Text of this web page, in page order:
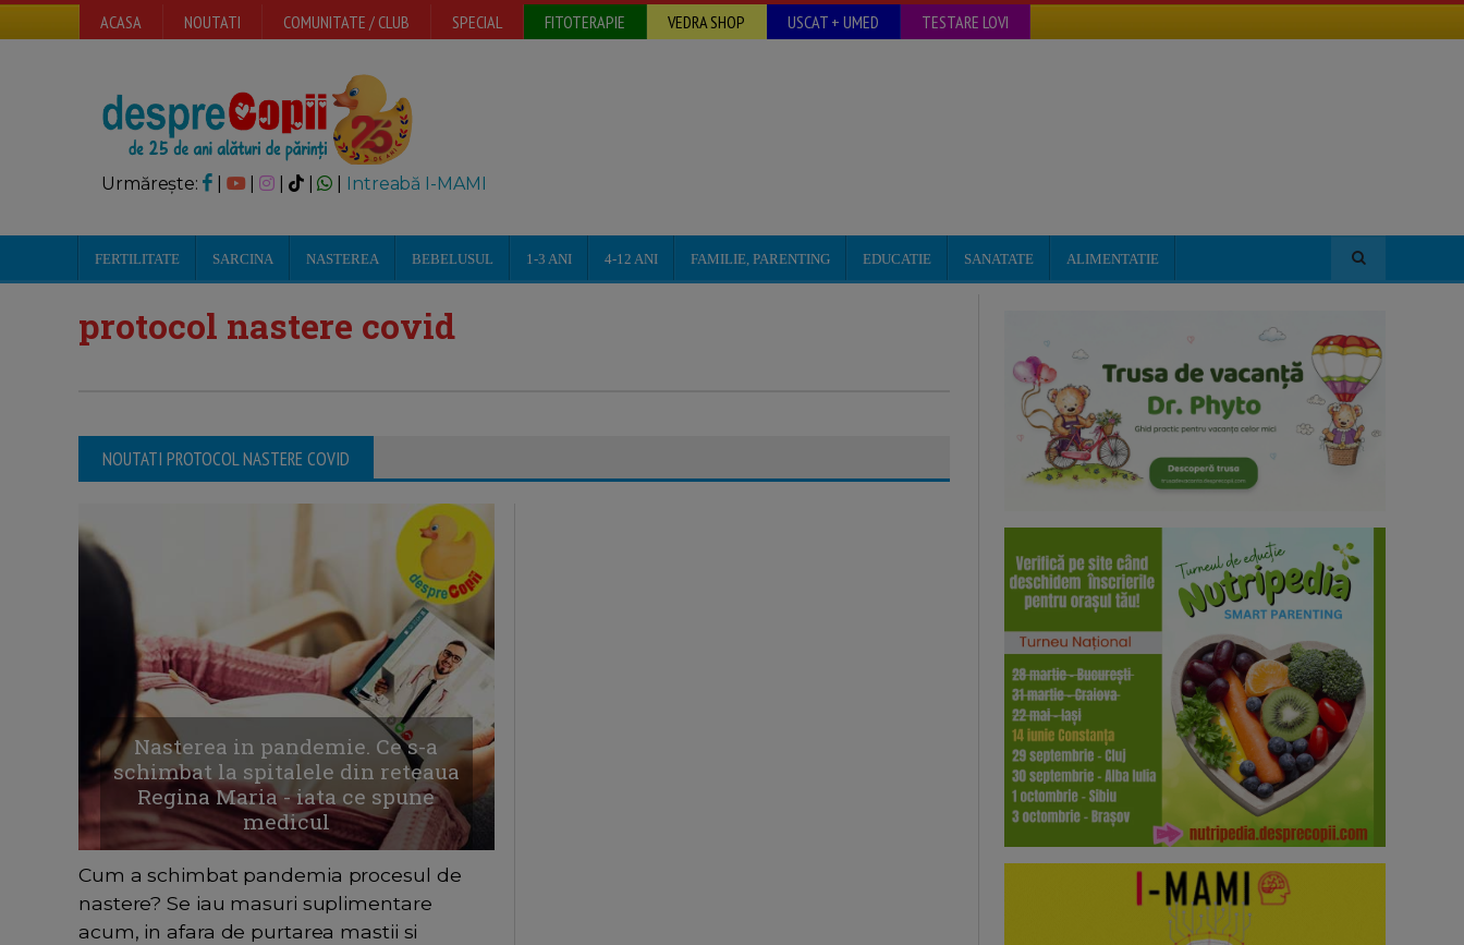
ACASA NOUTATI COMUNITATE / CLUB SPECIAL FITOTERAPIE VEDRA SHOP USCAT + UMED TESTARE LOVI
Urmărește: | | Intreabă I-MAMI
FERTILITATE SARCINA NASTEREA BEBELUSUL 1-3 ANI 4-12 ANI FAMILIE, PARENTING EDUCATIE SANATATE ALIMENTATIE
protocol nastere covid
NOUTATI PROTOCOL NASTERE COVID
Nasterea in pandemie. Ce s-a
schimbat la spitalele din reteaua
Regina Maria - iata ce spune
medicul
Cum a schimbat pandemia procesul de
nastere? Se iau masuri suplimentare
acum, in afara de purtarea mastii si